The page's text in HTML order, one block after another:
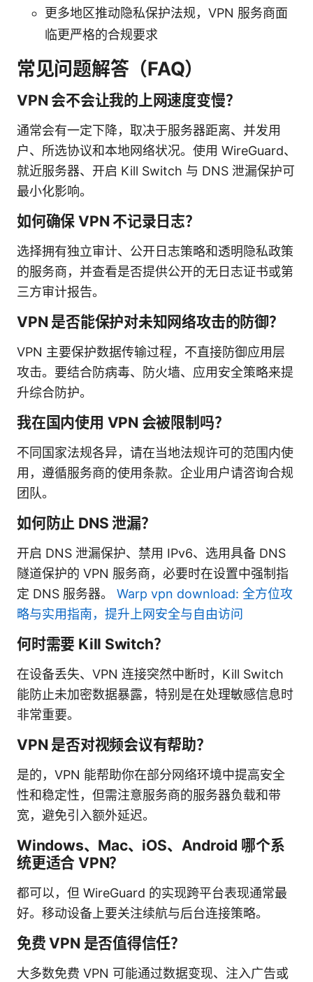
更多地区推动隐私保护法规，VPN 服务商面
临更严格的合规要求
常见问题解答（FAQ）
VPN 会不会让我的上网速度变慢？
通常会有一定下降，取决于服务器距离、并发用
户、所选协议和本地网络状况。使用 WireGuard、
就近服务器、开启 Kill Switch 与 DNS 泄漏保护可
最小化影响。
如何确保 VPN 不记录日志？
选择拥有独立审计、公开日志策略和透明隐私政策
的服务商，并查看是否提供公开的无日志证书或第
三方审计报告。
VPN 是否能保护对未知网络攻击的防御？
VPN 主要保护数据传输过程，不直接防御应用层
攻击。要结合防病毒、防火墙、应用安全策略来提
升综合防护。
我在国内使用 VPN 会被限制吗？
不同国家法规各异，请在当地法规许可的范围内使
用，遵循服务商的使用条款。企业用户请咨询合规
团队。
如何防止 DNS 泄漏？
开启 DNS 泄漏保护、禁用 IPv6、选用具备 DNS
隧道保护的 VPN 服务商，必要时在设置中强制指
定 DNS 服务器。 Warp vpn download: 全方位攻
略与实用指南，提升上网安全与自由访问
何时需要 Kill Switch？
在设备丢失、VPN 连接突然中断时，Kill Switch
能防止未加密数据暴露，特别是在处理敏感信息时
非常重要。
VPN 是否对视频会议有帮助？
是的，VPN 能帮助你在部分网络环境中提高安全
性和稳定性，但需注意服务商的服务器负载和带
宽，避免引入额外延迟。
Windows、Mac、iOS、Android 哪个系
统更适合 VPN？
都可以，但 WireGuard 的实现跨平台表现通常最
好。移动设备上要关注续航与后台连接策略。
免费 VPN 是否值得信任？
大多数免费 VPN 可能通过数据变现、注入广告或